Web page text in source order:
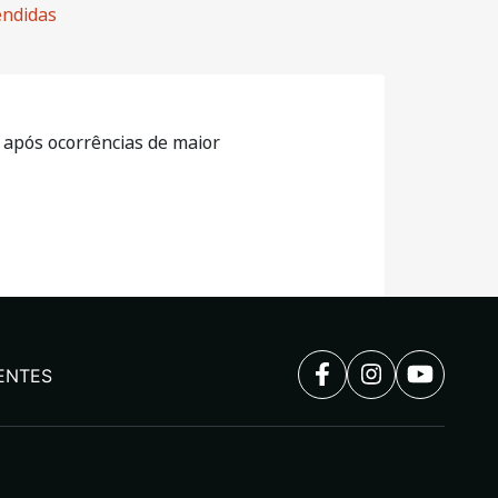
ocorrências de maior